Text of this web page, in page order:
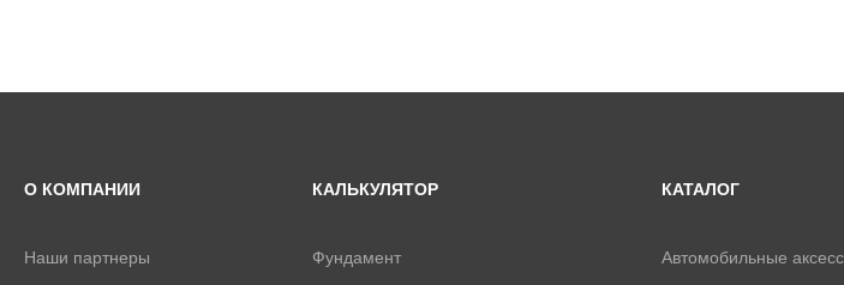
О КОМПАНИИ
Наши партнеры
КАЛЬКУЛЯТОР
Фундамент
КАТАЛОГ
Автомобильные